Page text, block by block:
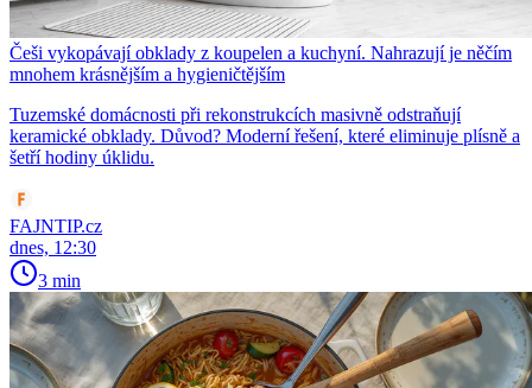
Češi vykopávají obklady z koupelen a kuchyní. Nahrazují je něčím
mnohem krásnějším a hygieničtějším
Tuzemské domácnosti při rekonstrukcích masivně odstraňují
keramické obklady. Důvod? Moderní řešení, které eliminuje plísně a
šetří hodiny úklidu.
FAJNTIP.cz
dnes, 12:30
3 min